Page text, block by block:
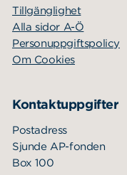
Tillgänglighet
Alla sidor A-Ö
Personuppgiftspolicy
Om Cookies
Kontaktuppgifter
Postadress
Sjunde AP-fonden
Box 100